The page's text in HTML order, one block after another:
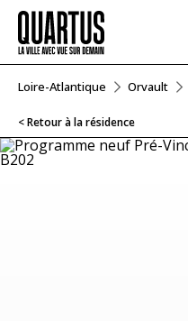
Loire-Atlantique Orvault
< Retour à la résidence